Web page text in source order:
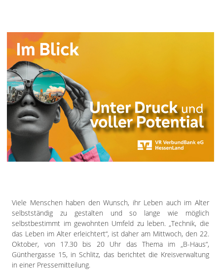
Lautertal
Mücke
Schwalmtal
Ulrichstein
Wartenberg
Schwalm
Fulda
Gießen
Viele Menschen haben den Wunsch, ihr Leben auch im Alter
selbstständig zu gestalten und so lange wie möglich
selbstbestimmt im gewohnten Umfeld zu leben. „Technik, die
das Leben im Alter erleichtert“, ist daher am Mittwoch, den 22.
Oktober, von 17.30 bis 20 Uhr das Thema im „B-Haus“,
Günthergasse 15, in Schlitz, das berichtet die Kreisverwaltung
in einer Pressemitteilung.